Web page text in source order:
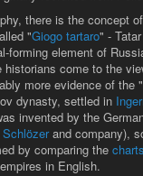
there is the concept
"Giogo tartaro" -
forming element of
come to the
more evidence of the
dynasty, settled in
invented by the
Schlözerand company),
by comparing the
in English.